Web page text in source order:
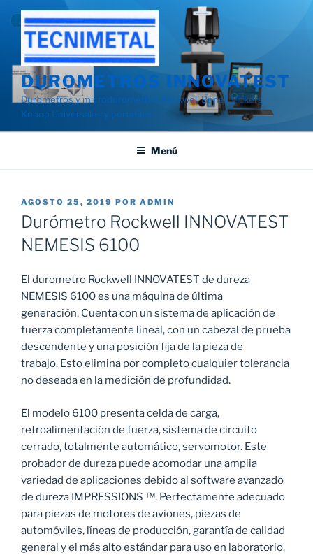
Saltar
contenido
DUROMETROS INNOVATEST
Durometros y microdurometros Rockwell Brinell Vickers
Knoop Universales y portatiles
Menú
PUBLICADO
EL
AGOSTO 25, 2019 POR ADMIN
Durómetro Rockwell INNOVATEST
NEMESIS 6100
El durometro Rockwell INNOVATEST de dureza
NEMESIS 6100 es una máquina de última
generación. Cuenta con un sistema de aplicación de
fuerza completamente lineal, con un cabezal de prueba
descendente y una posición fija de la pieza de
trabajo. Esto elimina por completo cualquier tolerancia
no deseada en la medición de profundidad.
El modelo 6100 presenta celda de carga,
retroalimentación de fuerza, sistema de circuito
cerrado, totalmente automático, servomotor. Este
probador de dureza puede acomodar una amplia
variedad de aplicaciones debido al software avanzado
de dureza IMPRESSIONS ™. Perfectamente adecuado
para piezas de motores de aviones, piezas de
automóviles, líneas de producción, garantía de calidad
general y el más alto estándar para uso en laboratorio.